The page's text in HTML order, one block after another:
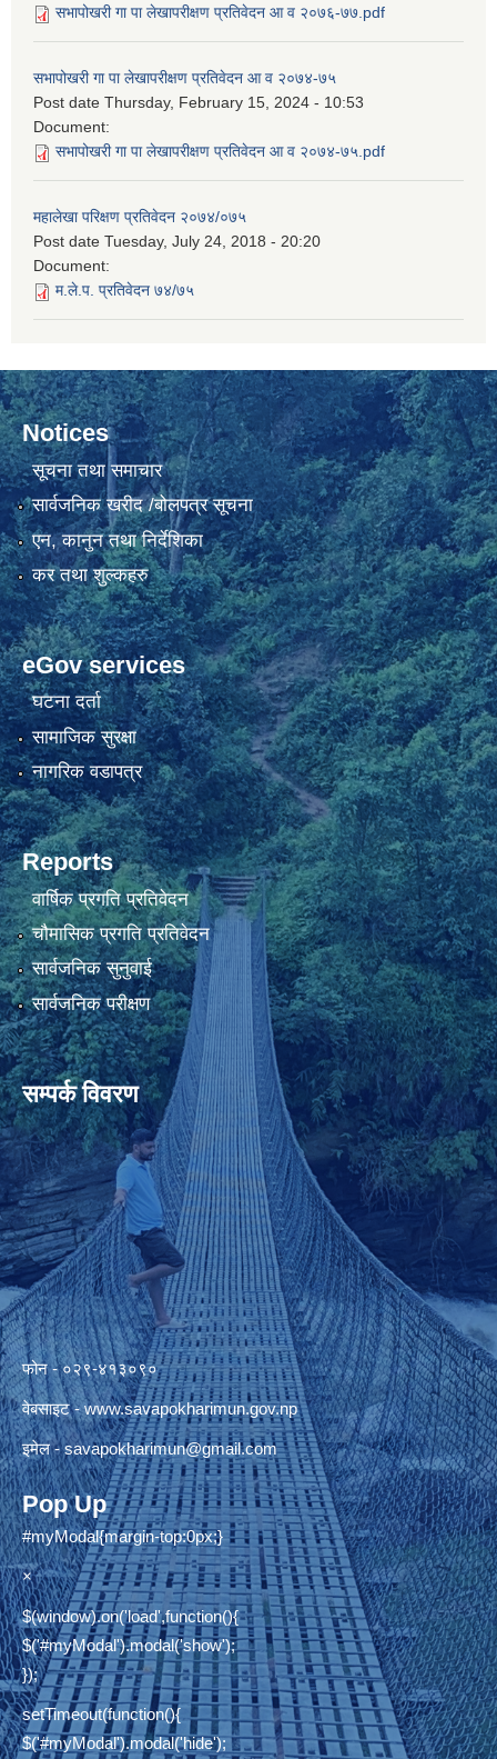
सभापोखरी गा पा लेखापरीक्षण प्रतिवेदन आ व २०७६-७७.pdf
सभापोखरी गा पा लेखापरीक्षण प्रतिवेदन आ व २०७४-७५
Post date Thursday, February 15, 2024 - 10:53
Document:
सभापोखरी गा पा लेखापरीक्षण प्रतिवेदन आ व २०७४-७५.pdf
महालेखा परिक्षण प्रतिवेदन २०७४/०७५
Post date Tuesday, July 24, 2018 - 20:20
Document:
म.ले.प. प्रतिवेदन ७४/७५
Notices
सूचना तथा समाचार
सार्वजनिक खरीद /बोलपत्र सूचना
एन, कानुन तथा निर्देशिका
कर तथा शुल्कहरु
eGov services
घटना दर्ता
सामाजिक सुरक्षा
नागरिक वडापत्र
Reports
वार्षिक प्रगति प्रतिवेदन
चौमासिक प्रगति प्रतिवेदन
सार्वजनिक सुनुवाई
सार्वजनिक परीक्षण
सम्पर्क विवरण
फोन - ०२९-४१३०९०
वेबसाइट -www.savapokharimun.gov.np
इमेल -savapokharimun@gmail.com
Pop Up
#myModal{margin-top:0px;}
×
$(window).on('load',function(){
$('#myModal').modal('show');
});
setTimeout(function(){
$('#myModal').modal('hide');